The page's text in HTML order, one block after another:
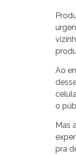
Ao
o
Mas
pra